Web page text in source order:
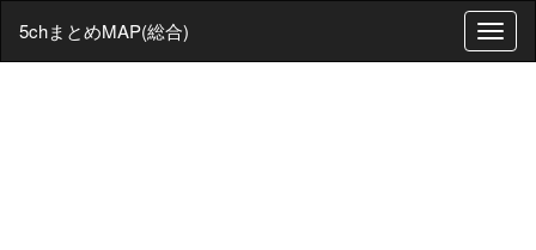
T
o
5chまとめMAP(総合)